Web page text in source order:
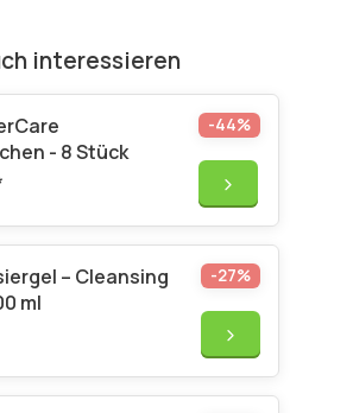
interessieren
- 8 Stück
-44%
– Cleansing
ml
-27%